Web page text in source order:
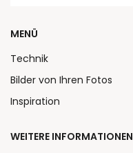
MENÜ
Technik
Bilder von Ihren Fotos
Inspiration
WEITERE INFORMATIONEN